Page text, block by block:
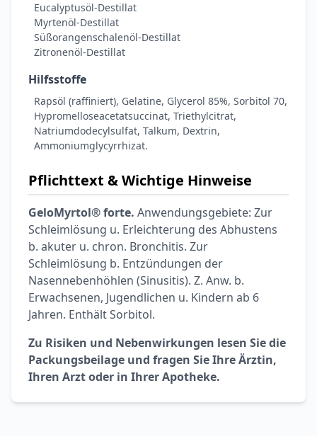
Eucalyptusöl-Destillat
Myrtenöl-Destillat
Süßorangenschalenöl-Destillat
Zitronenöl-Destillat
Hilfsstoffe
Rapsöl (raffiniert), Gelatine, Glycerol 85%, Sorbitol 70,
Hypromelloseacetatsuccinat, Triethylcitrat,
Natriumdodecylsulfat, Talkum, Dextrin,
Ammoniumglycyrrhizat.
Pflichttext & Wichtige Hinweise
GeloMyrtol® forte. Anwendungsgebiete: Zur
Schleimlösung u. Erleichterung des Abhustens
b. akuter u. chron. Bronchitis. Zur
Schleimlösung b. Entzündungen der
Nasennebenhöhlen (Sinusitis). Z. Anw. b.
Erwachsenen, Jugendlichen u. Kindern ab 6
Jahren. Enthält Sorbitol.
Zu Risiken und Nebenwirkungen lesen Sie die
Packungsbeilage und fragen Sie Ihre Ärztin,
Ihren Arzt oder in Ihrer Apotheke.